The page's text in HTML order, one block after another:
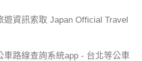
遊資訊索取 Japan Official Travel
車路線查詢系統app - 台北等公車